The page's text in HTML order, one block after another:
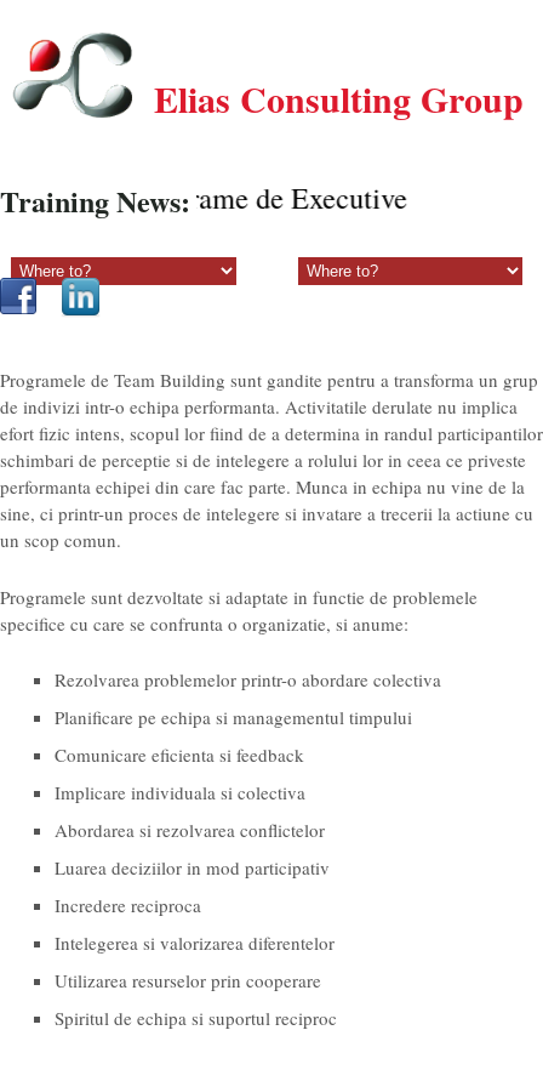
Elias Consulting Group
Training News:Programe de Executive
Programele de Team Building sunt gandite pentru a transforma un grup
de indivizi intr-o echipa performanta. Activitatile derulate nu implica
efort fizic intens, scopul lor fiind de a determina in randul participantilor
schimbari de perceptie si de intelegere a rolului lor in ceea ce priveste
performanta echipei din care fac parte. Munca in echipa nu vine de la
sine, ci printr-un proces de intelegere si invatare a trecerii la actiune cu
un scop comun.
Programele sunt dezvoltate si adaptate in functie de problemele
specifice cu care se confrunta o organizatie, si anume:
Rezolvarea problemelor printr-o abordare colectiva
Planificare pe echipa si managementul timpului
Comunicare eficienta si feedback
Implicare individuala si colectiva
Abordarea si rezolvarea conflictelor
Luarea deciziilor in mod participativ
Incredere reciproca
Intelegerea si valorizarea diferentelor
Utilizarea resurselor prin cooperare
Spiritul de echipa si suportul reciproc